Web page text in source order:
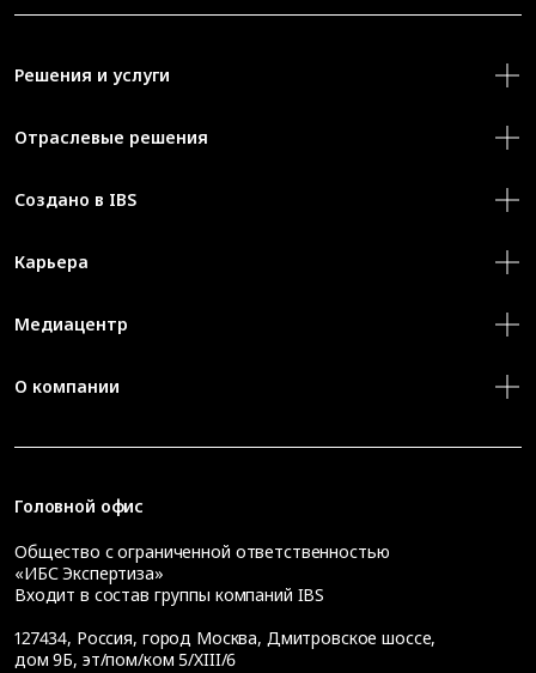
Решения и услуги
Отраслевые решения
Создано в IBS
Карьера
Медиацентр
О компании
Головной офис
Общество с ограниченной ответственностью
«ИБС Экспертиза»
Входит в состав группы компаний IBS
127434, Россия, город Москва, Дмитровское шоссе,
дом 9Б, эт/пом/ком 5/XIII/6